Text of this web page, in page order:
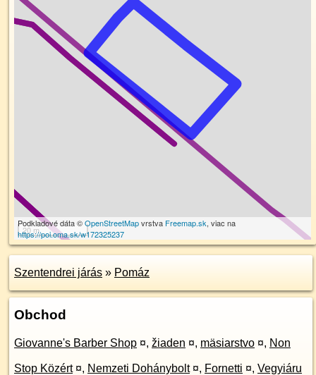
20 m
Podkladové dáta ©OpenStreetMapvrstva Freemap.sk, viac na
https://poi.oma.sk/w172325237
Szentendrei járás » Pomáz
Obchod
Giovanne's Barber Shop ¤, žiaden ¤, mäsiarstvo ¤, Non
Stop Közért ¤, Nemzeti Dohánybolt ¤, Fornetti ¤, Vegyiáru